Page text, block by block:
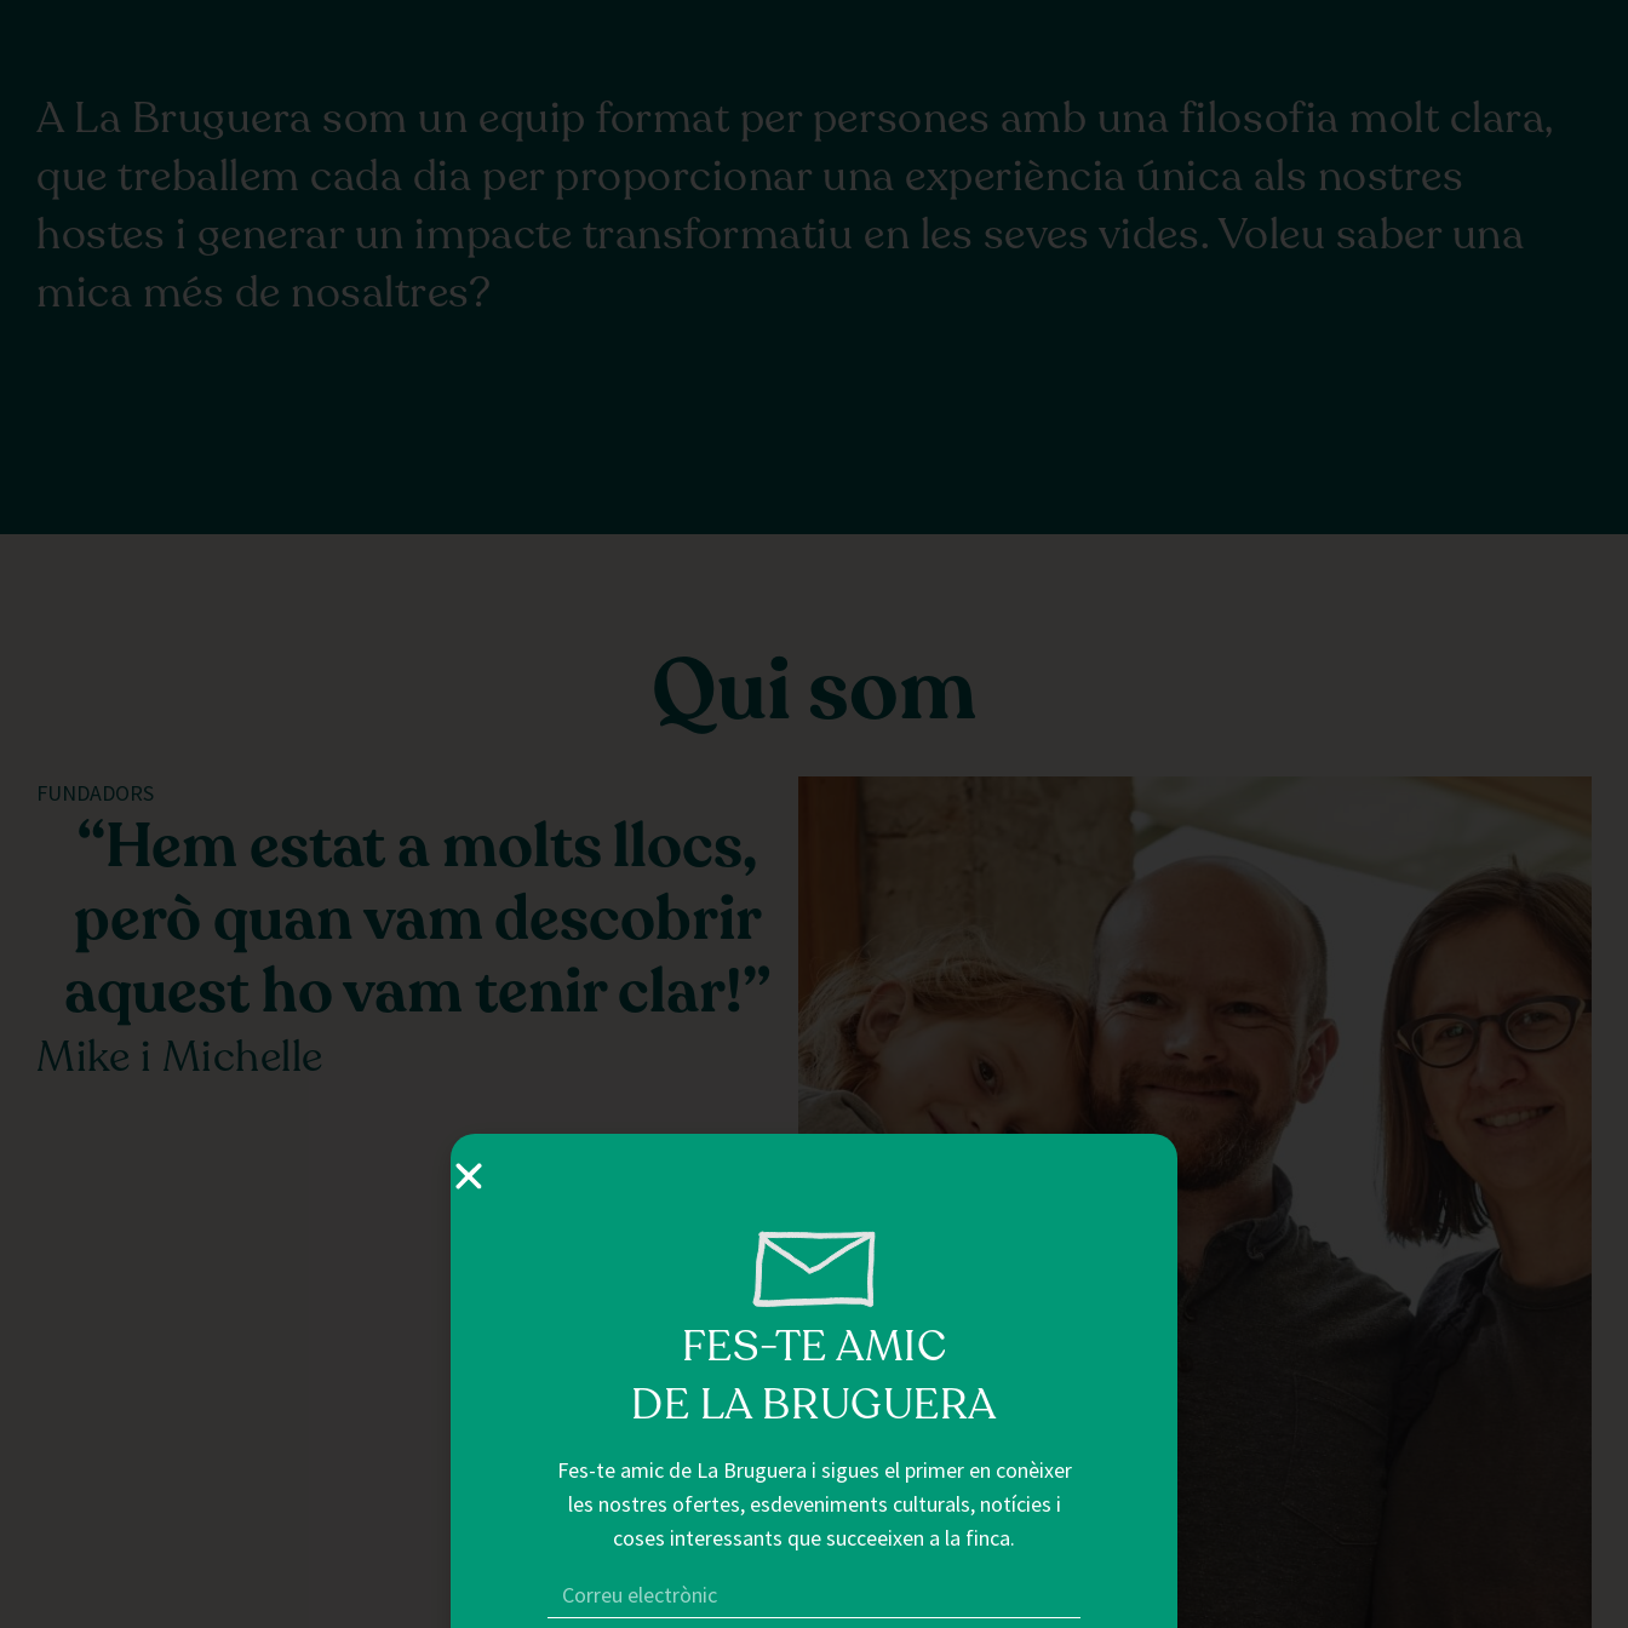
A La Bruguera som un equip format per persones amb una filosofia molt clara,
que treballem cada dia per proporcionar una experiència única als nostres
hostes i generar un impacte transformatiu en les seves vides. Voleu saber una
mica més de nosaltres?
Qui som
FUNDADORS
“Hem estat a molts llocs,
però quan vam descobrir
aquest ho vam tenir clar!”
Mike i Michelle
FES-TE AMIC
DE LA BRUGUERA
Fes-te amic de La Bruguera i sigues el primer en conèixer
les nostres ofertes, esdeveniments culturals, notícies i
coses interessants que succeeixen a la finca.